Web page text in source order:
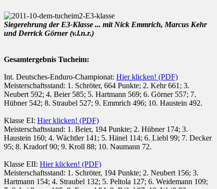
Siegerehrung der E3-Klasse ... mit Nick Emmrich, Marcus Kehr
und Derrick Görner (v.l.n.r.)
Gesamtergebnis Tucheim:
Int. Deutsches-Enduro-Championat: Hier klicken! (PDF)
Meisterschaftsstand: 1. Schröter, 664 Punkte; 2. Kehr 661; 3.
Neubert 592; 4. Beier 585; 5. Hartmann 569; 6. Görner 557; 7.
Hübner 542; 8. Straubel 527; 9. Emmrich 496; 10. Haustein 492.
Klasse EI: Hier klicken! (PDF)
Meisterschaftsstand: 1. Beier, 194 Punkte; 2. Hübner 174; 3.
Haustein 160; 4. Wächtler 141; 5. Hänel 114; 6. Liebl 99; 7. Decker
95; 8. Kradorf 90; 9. Kroll 88; 10. Naumann 72.
Klasse EII: Hier klicken! (PDF)
Meisterschaftsstand: 1. Schröter, 194 Punkte; 2. Neubert 156; 3.
Hartmann 154; 4. Straubel 132; 5. Peltola 127; 6. Weidemann 109;